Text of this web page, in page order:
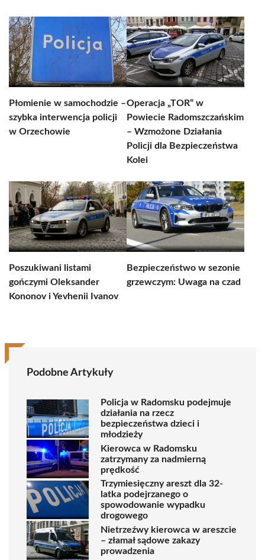
Płomienie w samochodzie –
szybka interwencja policji
w Orzechowie
Operacja „TOR” w
Powiecie Radomszczańskim
– Wzmożone Działania
Policji dla Bezpieczeństwa
Kolei
Poszukiwani listami
gończymi Oleksander
Kononov i Yevhenii Ivanov
Bezpieczeństwo w sezonie
grzewczym: Uwaga na czad
Podobne Artykuły
Policja w Radomsku podejmuje
działania na rzecz
bezpieczeństwa dzieci i
młodzieży
Kierowca w Radomsku
zatrzymany za nadmierną
prędkość
Trzymiesięczny areszt dla 32-
latka podejrzanego o
spowodowanie wypadku
drogowego
Nietrzeźwy kierowca w areszcie
– złamał sądowe zakazy
prowadzenia